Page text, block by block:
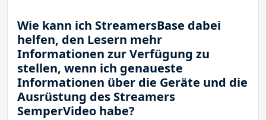
Wie kann ich StreamersBase dabei
helfen, den Lesern mehr
Informationen zur Verfügung zu
stellen, wenn ich genaueste
Informationen über die Geräte und die
Ausrüstung des Streamers
SemperVideo habe?